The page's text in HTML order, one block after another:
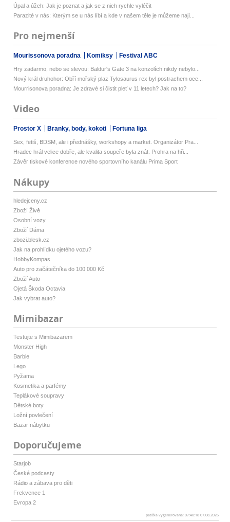
Úpal a úžeh: Jak je poznat a jak se z nich rychle vyléčit
Parazité v nás: Kterým se u nás líbí a kde v našem těle je můžeme nají...
Pro nejmenší
Mourissonova poradna Komiksy Festival ABC
Hry zadarmo, nebo se slevou: Baldur's Gate 3 na konzolích nikdy nebylo...
Nový král druhohor: Obří mořský plaz Tylosaurus rex byl postrachem oce...
Mourrisonova poradna: Je zdravé si čistit pleť v 11 letech? Jak na to?
Video
Prostor X Branky, body, kokoti Fortuna liga
Sex, fetiš, BDSM, ale i přednášky, workshopy a market. Organizátor Pra...
Hradec hrál velice dobře, ale kvalita soupeře byla znát. Prohra na hři...
Závěr tiskové konference nového sportovního kanálu Prima Sport
Nákupy
hledejceny.cz
Zboží Živě
Osobní vozy
Zboží Dáma
zbozi.blesk.cz
Jak na prohlídku ojetého vozu?
HobbyKompas
Auto pro začátečníka do 100 000 Kč
Zboží Auto
Ojetá Škoda Octavia
Jak vybrat auto?
Mimibazar
Testujte s Mimibazarem
Monster High
Barbie
Lego
Pyžama
Kosmetika a parfémy
Teplákové soupravy
Dětské boty
Ložní povlečení
Bazar nábytku
Doporučujeme
Starjob
České podcasty
Rádio a zábava pro děti
Frekvence 1
Evropa 2
patička vygenerovaná: 07:40:18 07.08.2026